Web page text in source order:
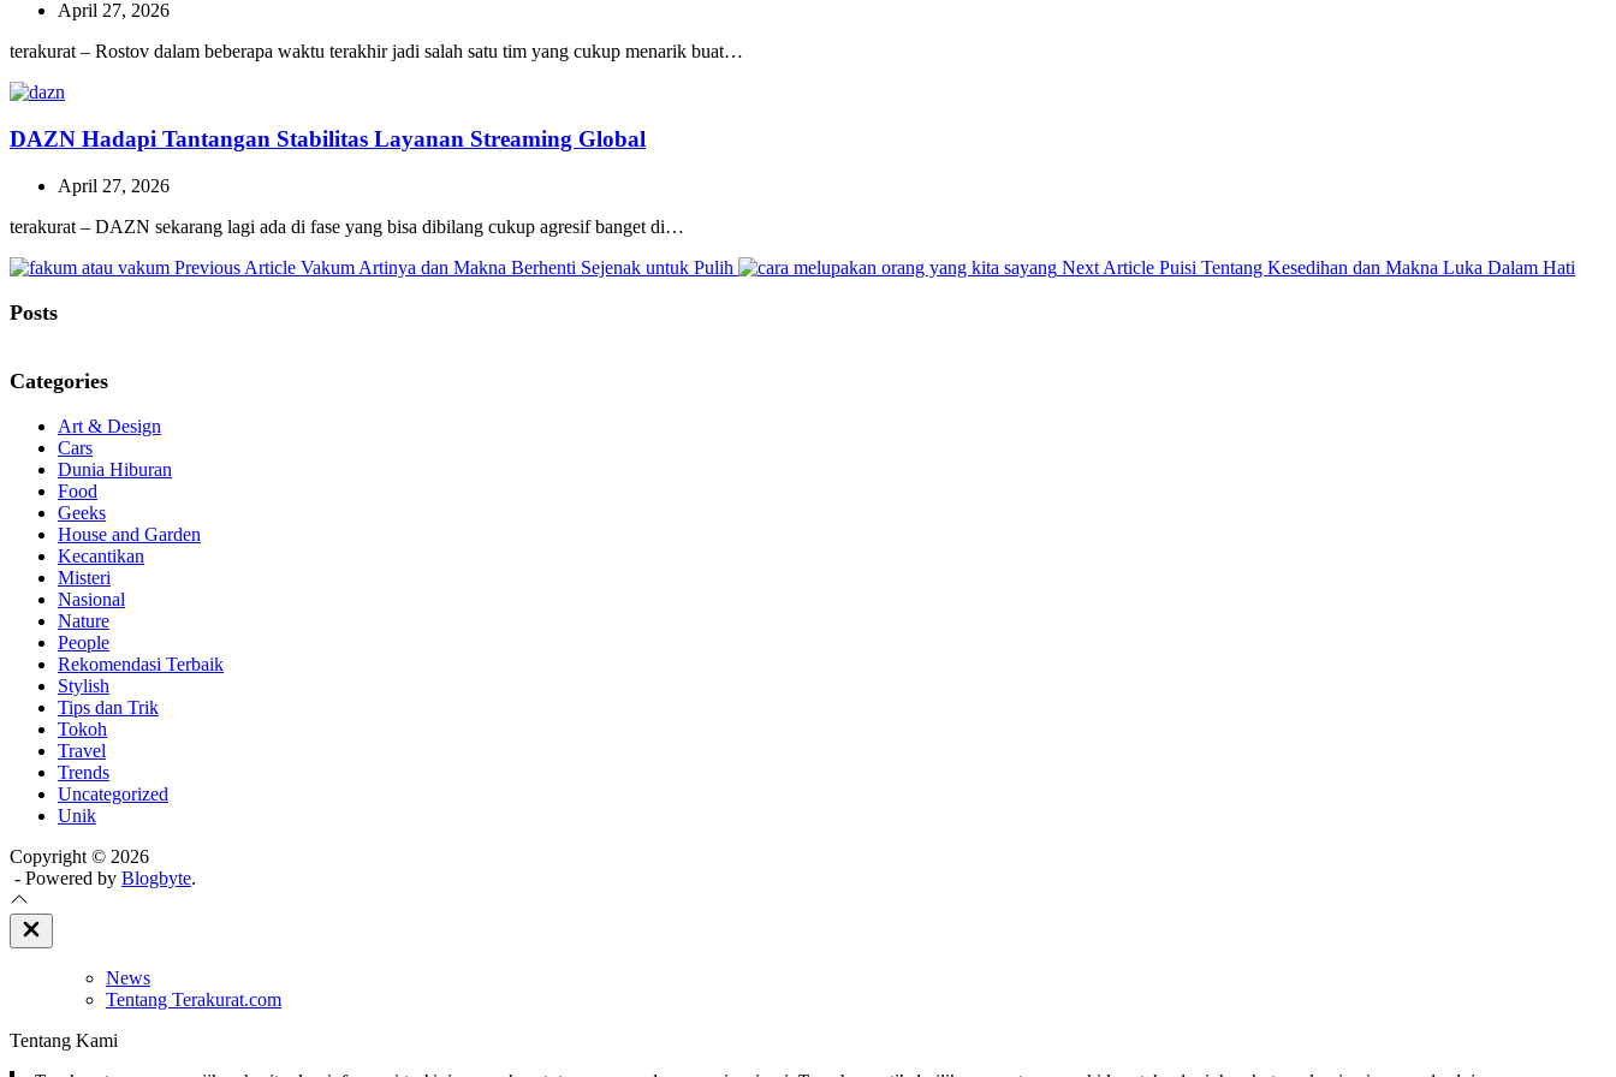
April 27, 2026
terakurat – Rostov dalam beberapa waktu terakhir jadi salah satu tim yang cukup menarik buat…
DAZN Hadapi Tantangan Stabilitas Layanan Streaming Global
April 27, 2026
terakurat – DAZN sekarang lagi ada di fase yang bisa dibilang cukup agresif banget di…
Previous Article Previous
Vakum Artinya dan Makna Berhenti Sejenak untuk Pulih Next Article Next
Puisi Tentang Kesedihan dan Makna Luka Dalam Hati
Posts
Categories
Art & Design
Cars
Dunia Hiburan
Food
Geeks
House and Garden
Kecantikan
Misteri
Nasional
Nature
People
Rekomendasi Terbaik
Stylish
Tips dan Trik
Tokoh
Travel
Trends
Uncategorized
Unik
Copyright © 2026
- Powered by Blogbyte.
Close
Off
News
Tentang Terakurat.com
Tentang Kami